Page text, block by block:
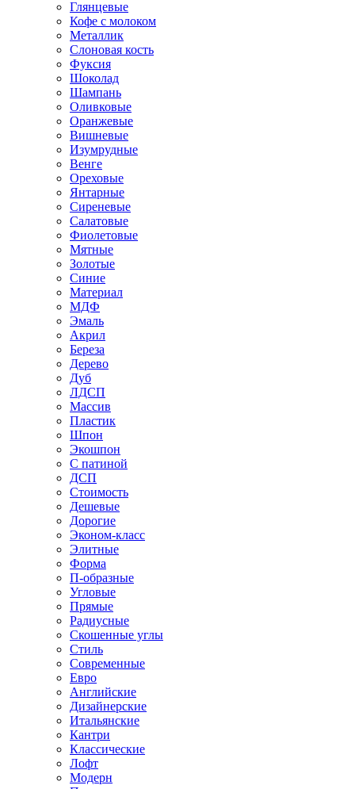
Глянцевые
Кофе с молоком
Металлик
Слоновая кость
Фуксия
Шоколад
Шампань
Оливковые
Оранжевые
Вишневые
Изумрудные
Венге
Ореховые
Янтарные
Сиреневые
Салатовые
Фиолетовые
Мятные
Золотые
Синие
Материал
МДФ
Эмаль
Акрил
Береза
Дерево
Дуб
ЛДСП
Массив
Пластик
Шпон
Экошпон
С патиной
ДСП
Стоимость
Дешевые
Дорогие
Эконом-класс
Элитные
Форма
П-образные
Угловые
Прямые
Радиусные
Скошенные углы
Стиль
Современные
Евро
Английские
Дизайнерские
Итальянские
Кантри
Классические
Лофт
Модерн